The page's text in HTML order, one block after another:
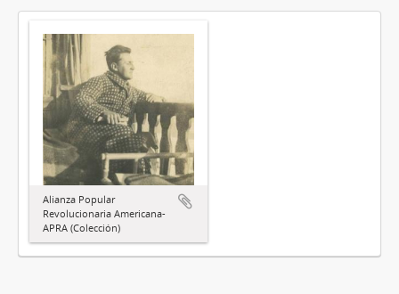
Alianza Popular
Revolucionaria Americana-
APRA (Colección)